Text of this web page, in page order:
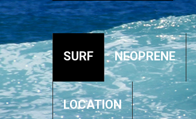
SURF NEOPRENE
LOCATION